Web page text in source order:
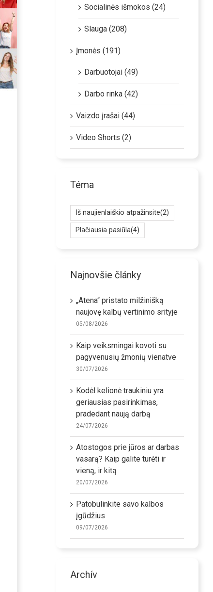
Socialinės išmokos (24)
Slauga (208)
Įmonės (191)
Darbuotojai (49)
Darbo rinka (42)
Vaizdo įrašai (44)
Video Shorts (2)
Téma
Iš naujienlaiškio atpažinsite(2)
Plačiausia pasiūla(4)
Najnovšie články
„Atena“ pristato milžinišką
naujovę kalbų vertinimo srityje
05/08/2026
Kaip veiksmingai kovoti su
pagyvenusių žmonių vienatve
30/07/2026
Kodėl kelionė traukiniu yra
geriausias pasirinkimas,
pradedant naują darbą
24/07/2026
Atostogos prie jūros ar darbas
vasarą? Kaip galite turėti ir
vieną, ir kitą
20/07/2026
Patobulinkite savo kalbos
įgūdžius
09/07/2026
Archív